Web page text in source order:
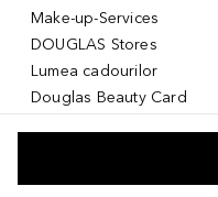
Make-up-Services
DOUGLAS Stores
Lumea cadourilor
Douglas Beauty Card